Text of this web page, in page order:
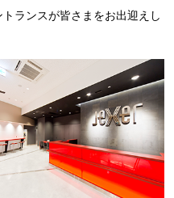
ランスが皆さまをお出迎えし